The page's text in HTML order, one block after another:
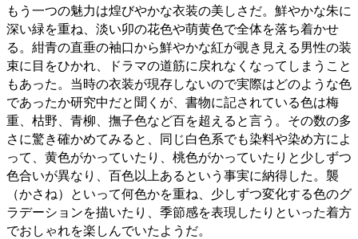
もう一つの魅力は煌びやかな衣装の美しさだ。鮮やかな朱に
深い緑を重ね、淡い卯の花色や萌黄色で全体を落ち着かせ
る。紺青の直垂の袖口から鮮やかな紅が覗き見える男性の装
束に目をひかれ、ドラマの道筋に戻れなくなってしまうこと
もあった。当時の衣装が現存しないので実際はどのような色
であったか研究中だと聞くが、書物に記されている色は梅
重、枯野、青柳、撫子色など百を超えると言う。その数の多
さに驚き確かめてみると、同じ白色系でも染料や染め方によ
って、黄色がかっていたり、桃色がかっていたりと少しずつ
色合いが異なり、百色以上あるという事実に納得した。襲
（かさね）といって何色かを重ね、少しずつ変化する色のグ
ラデーションを描いたり、季節感を表現したりといった着方
でおしゃれを楽しんでいたようだ。